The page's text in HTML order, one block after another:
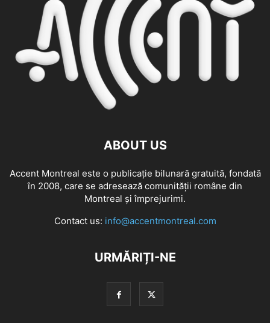
ABOUT US
Accent Montreal este o publicație bilunară gratuită, fondată
în 2008, care se adresează comunităţii române din
Montreal şi împrejurimi.
Contact us: info@accentmontreal.com
URMĂRIȚI-NE